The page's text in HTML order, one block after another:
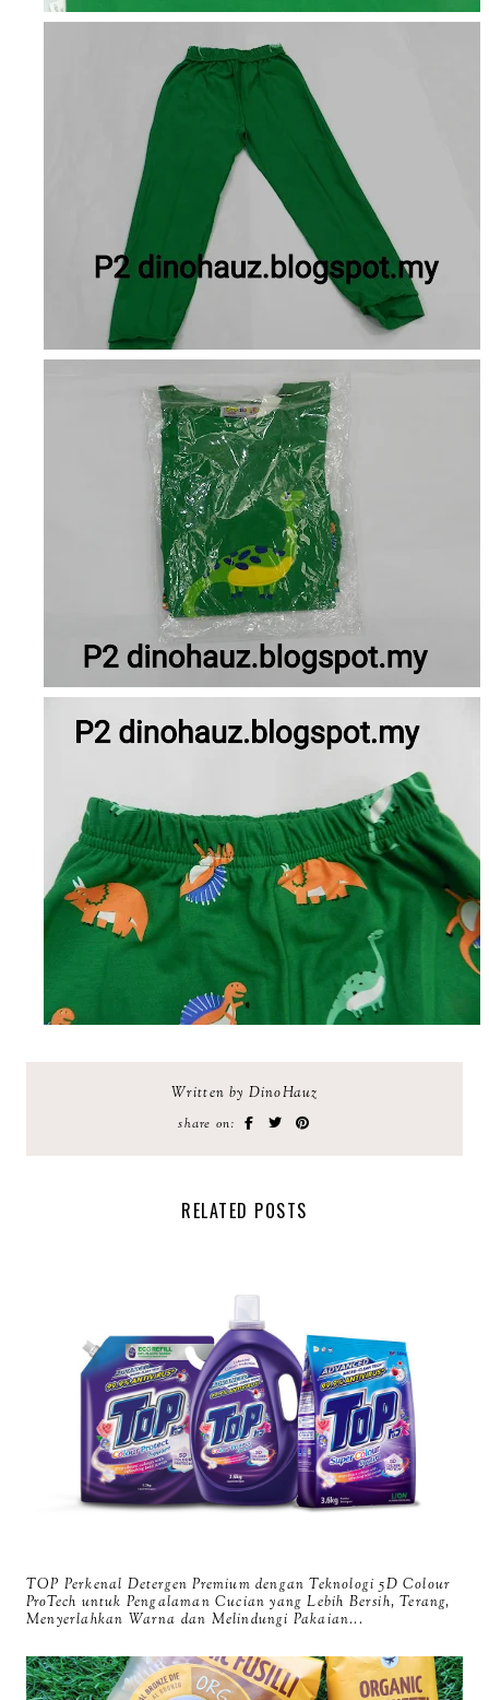
Written by DinoHauz
share on:
RELATED POSTS
TOP Perkenal Detergen Premium dengan Teknologi 5D Colour
ProTech untuk Pengalaman Cucian yang Lebih Bersih, Terang,
Menyerlahkan Warna dan Melindungi Pakaian...